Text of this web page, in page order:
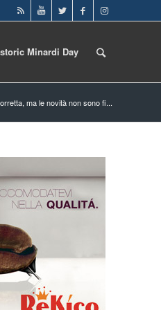
Minardi Day
ma le novità non sono fi...